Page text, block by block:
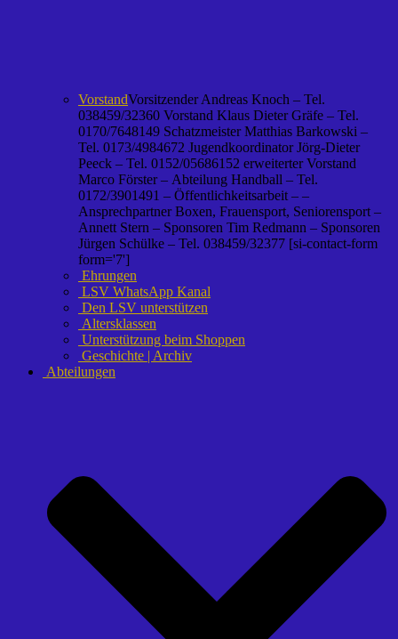
VorstandVorsitzender Andreas Knoch – Tel.
038459/32360 Vorstand Klaus Dieter Gräfe – Tel.
0170/7648149 Schatzmeister Matthias Barkowski –
Tel. 0173/4984672 Jugendkoordinator Jörg-Dieter
Peeck – Tel. 0152/05686152 erweiterter Vorstand
Marco Förster – Abteilung Handball – Tel.
0172/3901491 – Öffentlichkeitsarbeit – –
Ansprechpartner Boxen, Frauensport, Seniorensport –
Annett Stern – Sponsoren Tim Redmann – Sponsoren
Jürgen Schülke – Tel. 038459/32377 [si-contact-form
form='7']
Ehrungen
LSV WhatsApp Kanal
Den LSV unterstützen
Altersklassen
Unterstützung beim Shoppen
Geschichte | Archiv
Abteilungen